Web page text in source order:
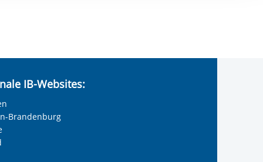
setzen wir
IB-Websites:
Brandenburg